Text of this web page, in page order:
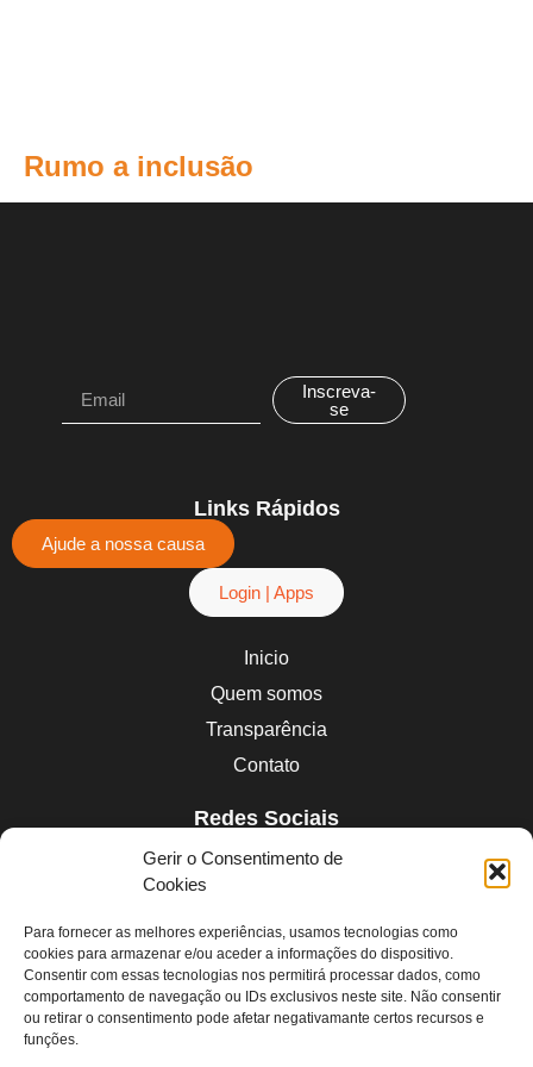
Gerir o Consentimento de
Cookies
Para fornecer as melhores experiências, usamos tecnologias como
cookies para armazenar e/ou aceder a informações do dispositivo.
Consentir com essas tecnologias nos permitirá processar dados, como
comportamento de navegação ou IDs exclusivos neste site. Não consentir
ou retirar o consentimento pode afetar negativamante certos recursos e
funções.
Rumo a inclusão
Inscreva-
se
Links Rápidos
Ajude a nossa causa
Login | Apps
Inicio
Quem somos
Transparência
Contato
Redes Sociais
Youtube
Contatos